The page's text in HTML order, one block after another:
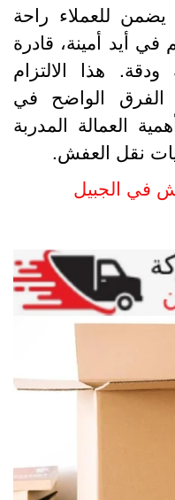
للعملاء راحة
أيد أمينة، قادرة
هذا الالتزام
الواضح في
العمالة المدربة
نقل العفش.
الجبيل